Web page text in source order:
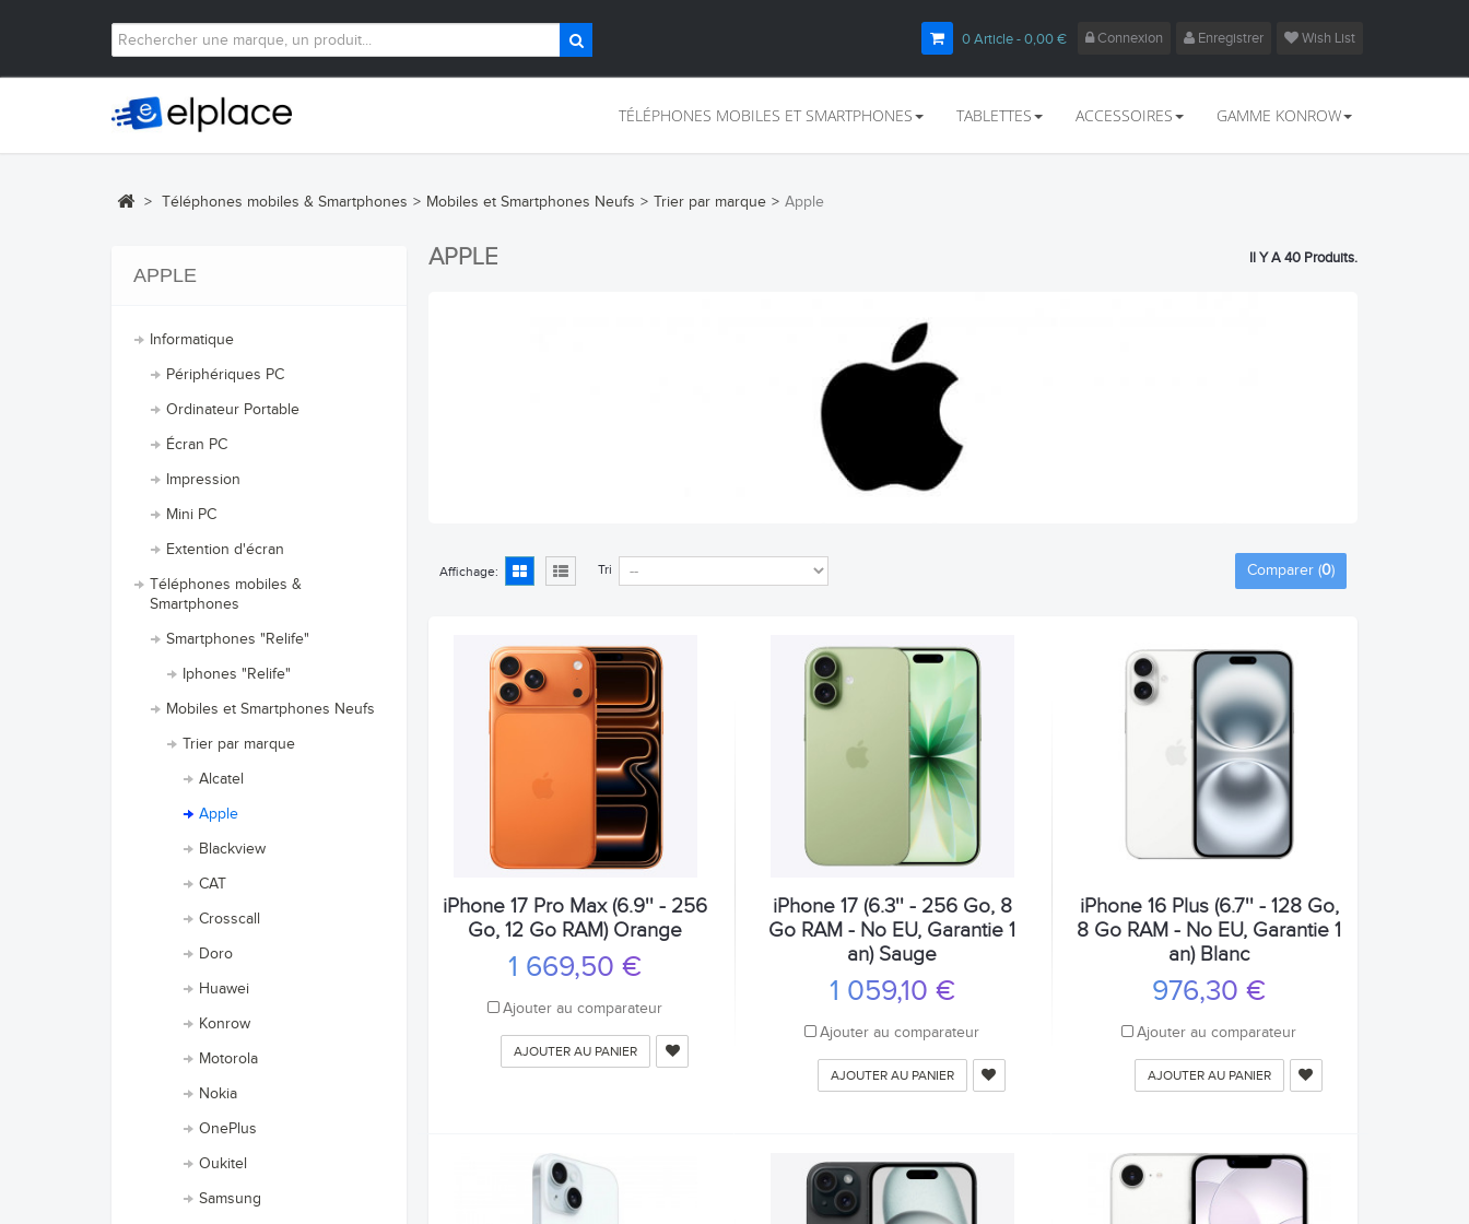
Connexion Enregistrer Wish List
0Article- 0,00 €
TÉLÉPHONES MOBILES ET SMARTPHONES TABLETTES ACCESSOIRES GAMME KONROW
> Téléphones mobiles & Smartphones > Mobiles et Smartphones Neufs > Trier par marque > Apple
APPLE
Informatique
Périphériques PC
Ordinateur Portable
Écran PC
Impression
Mini PC
Extention d'écran
Téléphones mobiles &
Smartphones
Smartphones "Relife"
Iphones "Relife"
Mobiles et Smartphones Neufs
Trier par marque
Alcatel
Apple
Blackview
CAT
Crosscall
Doro
Huawei
Konrow
Motorola
Nokia
OnePlus
Oukitel
Samsung
APPLE Il Y A 40 Produits.
Affichage: Tri Comparer (0)
iPhone 17 Pro Max (6.9'' - 256
Go, 12 Go RAM) Orange
1 669,50 €
Ajouter au comparateur
AJOUTER AU PANIER
iPhone 17 (6.3'' - 256 Go, 8
Go RAM - No EU, Garantie 1
an) Sauge
1 059,10 €
Ajouter au comparateur
AJOUTER AU PANIER
iPhone 16 Plus (6.7'' - 128 Go,
8 Go RAM - No EU, Garantie 1
an) Blanc
976,30 €
Ajouter au comparateur
AJOUTER AU PANIER